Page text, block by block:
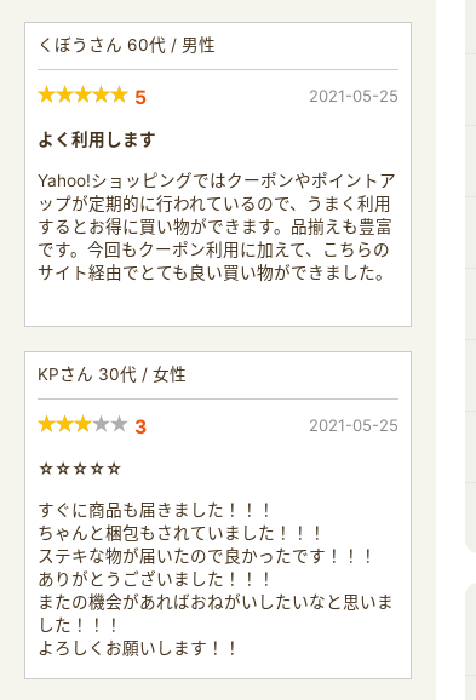
くぼうさん 60代 / 男性
5 2021-05-25
よく利用します
Yahoo!ショッピングではクーポンやポイントア
ップが定期的に行われているので、うまく利用
するとお得に買い物ができます。品揃えも豊富
です。今回もクーポン利用に加えて、こちらの
サイト経由でとても良い買い物ができました。
KPさん 30代 / 女性
3 2021-05-25
☆☆☆☆☆
すぐに商品も届きました！！！
ちゃんと梱包もされていました！！！
ステキな物が届いたので良かったです！！！
ありがとうございました！！！
またの機会があればおねがいしたいなと思いま
した！！！
よろしくお願いします！！